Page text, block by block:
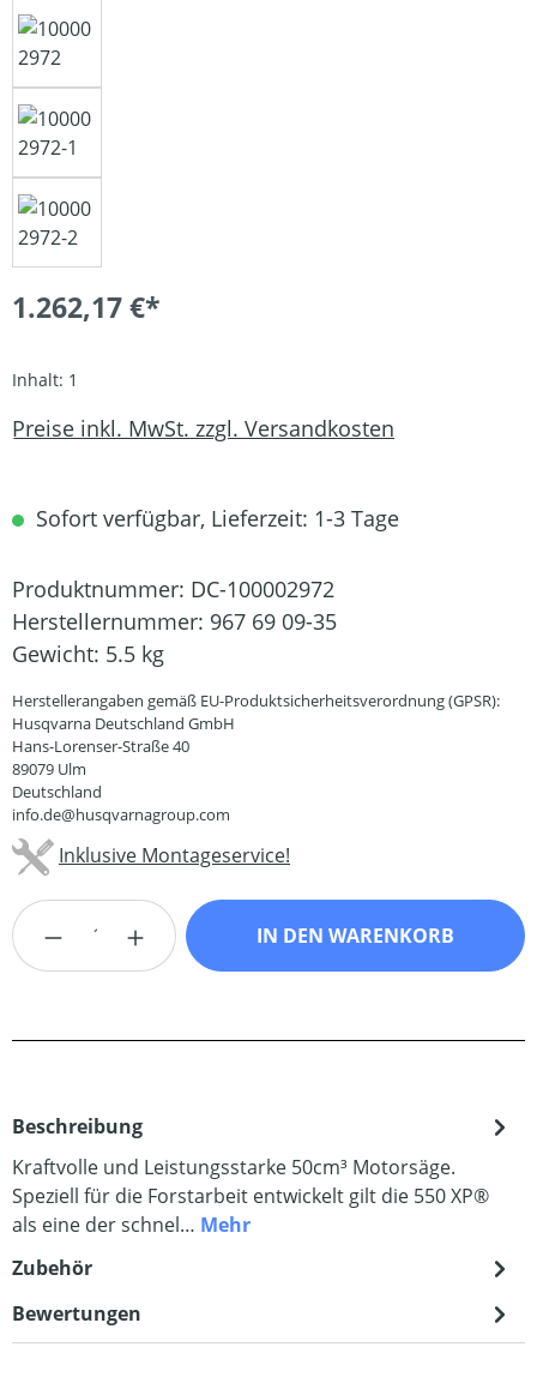
1.262,17 €*
Inhalt: 1
Preise inkl. MwSt. zzgl. Versandkosten
Sofort verfügbar, Lieferzeit: 1-3 Tage
Produktnummer: DC-100002972
Herstellernummer: 967 69 09-35
Gewicht: 5.5 kg
Herstellerangaben gemäß EU-Produktsicherheitsverordnung (GPSR):
Husqvarna Deutschland GmbH
Hans-Lorenser-Straße 40
89079 Ulm
Deutschland
info.de@husqvarnagroup.com
Inklusive Montageservice!
Produkt Anzahl: Gib den gewünschten
IN DEN WARENKORB
Beschreibung
Kraftvolle und Leistungsstarke 50cm³ Motorsäge.
Speziell für die Forstarbeit entwickelt gilt die 550 XP®
als eine der schnel… Mehr
Zubehör
Bewertungen